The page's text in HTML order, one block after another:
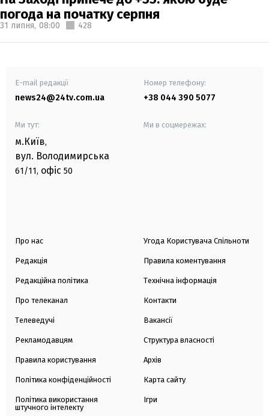
погода на початку серпня
31 липня, 08:00 428
E-mail редакції
news24@24tv.com.ua
Номер телефону:
+38 044 390 5077
Ми тут:
м.Київ,
вул. Володимирська
61/11, офіс 50
Ми в соцмережах:
Про нас
Редакція
Редакційна політика
Про телеканал
Телеведучі
Рекламодавцям
Правила користування
Політика конфіденційності
Політика використання
штучного інтелекту
Угода Користувача Спільноти
Правила коментування
Технічна інформація
Контакти
Вакансії
Структура власності
Архів
Карта сайту
Ігри